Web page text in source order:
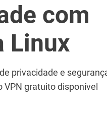
com
Linux
privacidade e
gratuito disponível